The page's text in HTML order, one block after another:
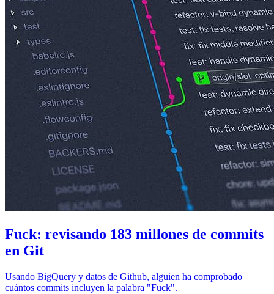
Fuck: revisando 183 millones de commits
en Git
Usando BigQuery y datos de Github, alguien ha comprobado
cuántos commits incluyen la palabra "Fuck".